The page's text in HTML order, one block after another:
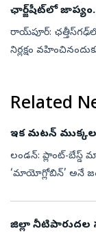
ఛార్జ్‌షీట్‌లో జాప్యం..
రాయ్‌పూర్‌:
నిర్లక్షం
Related
ఇక మటన్‌
లండన్‌: ప్లాంట్-
‘మాయోగ్లోబిన్’ అనే
జిల్లా నీటిపారుదల